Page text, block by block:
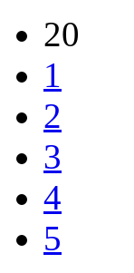
20
1
2
3
4
5